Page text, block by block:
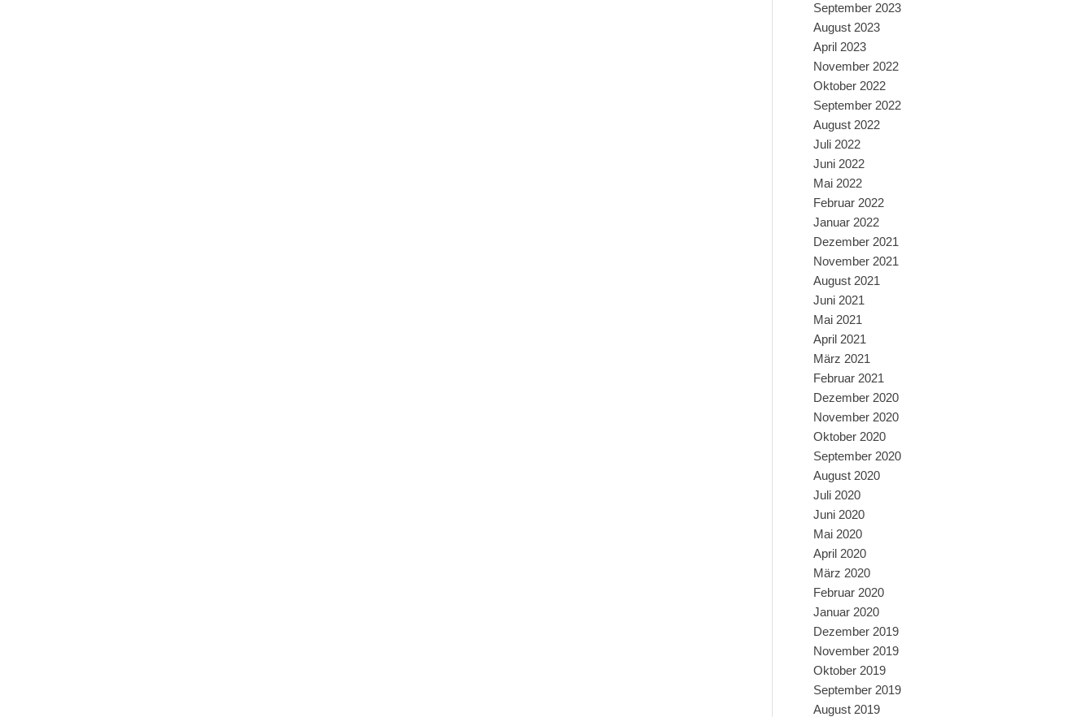
September 2023
August 2023
April 2023
November 2022
Oktober 2022
September 2022
August 2022
Juli 2022
Juni 2022
Mai 2022
Februar 2022
Januar 2022
Dezember 2021
November 2021
August 2021
Juni 2021
Mai 2021
April 2021
März 2021
Februar 2021
Dezember 2020
November 2020
Oktober 2020
September 2020
August 2020
Juli 2020
Juni 2020
Mai 2020
April 2020
März 2020
Februar 2020
Januar 2020
Dezember 2019
November 2019
Oktober 2019
September 2019
August 2019